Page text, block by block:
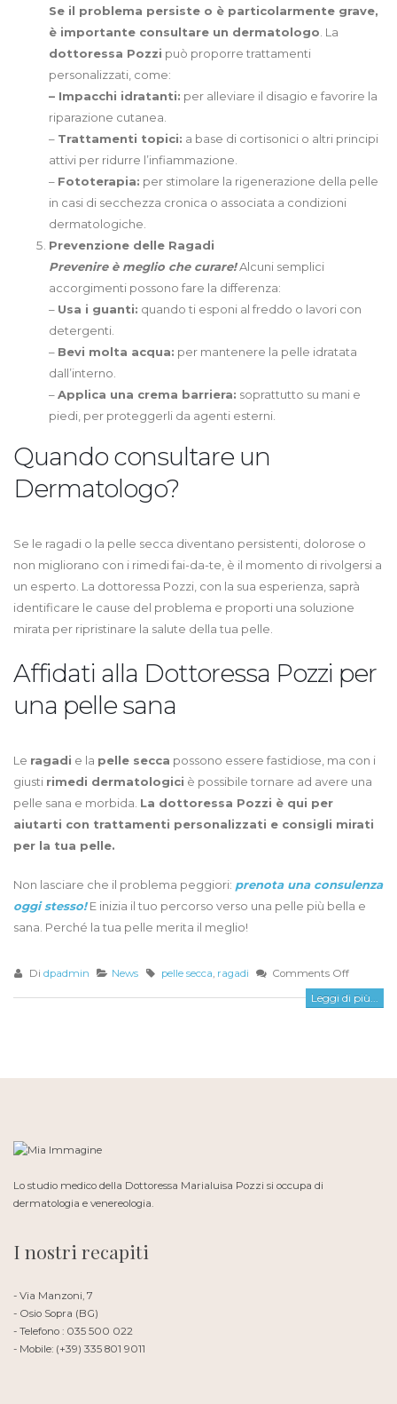
Se il problema persiste o è particolarmente grave,
è importante consultare un dermatologo . La
dottoressa Pozzi può proporre trattamenti
personalizzati, come:
– Impacchi idratanti: per alleviare il disagio e favorire la
riparazione cutanea.
– Trattamenti topici: a base di cortisonici o altri principi
attivi per ridurre l’infiammazione.
– Fototerapia: per stimolare la rigenerazione della pelle
in casi di secchezza cronica o associata a condizioni
dermatologiche.
Prevenzione delle Ragadi
Prevenire è meglio che curare!Alcuni semplici
accorgimenti possono fare la differenza:
– Usa i guanti: quando ti esponi al freddo o lavori con
detergenti.
– Bevi molta acqua: per mantenere la pelle idratata
dall’interno.
–Applica una crema barriera: soprattutto su mani e
piedi, per proteggerli da agenti esterni.
Quando consultare un
Dermatologo?
Se le ragadi o la pelle secca diventano persistenti, dolorose o
non migliorano con i rimedi fai-da-te, è il momento di rivolgersi a
un esperto. La dottoressa Pozzi, con la sua esperienza, saprà
identificare le cause del problema e proporti una soluzione
mirata per ripristinare la salute della tua pelle.
Affidati alla Dottoressa Pozzi per
una pelle sana
Le ragadi e la pelle secca possono essere fastidiose, ma con i
giusti rimedi dermatologici è possibile tornare ad avere una
pelle sana e morbida. La dottoressa Pozzi è qui per
aiutarti con trattamenti personalizzati e consigli mirati
per la tua pelle.
Non lasciare che il problema peggiori: prenota una consulenza
oggi stesso!E inizia il tuo percorso verso una pelle più bella e
sana. Perché la tua pelle merita il meglio!
Di dpadmin News pelle secca ragadi Comments Off
Leggi di più...
Lo studio medico della Dottoressa Marialuisa Pozzi si occupa di
dermatologia e venereologia.
I nostri recapiti
- Via Manzoni, 7
- Osio Sopra (BG)
- Telefono : 035 500 022
- Mobile: (+39) 335 801 9011